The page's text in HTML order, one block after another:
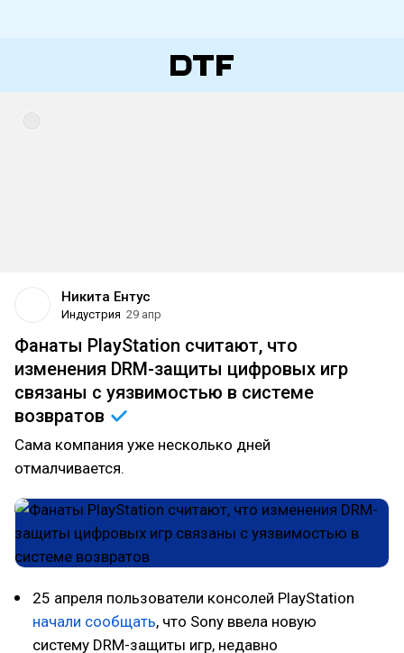
Никита Ентус
Индустрия 29 апр
Фанаты PlayStation считают, что
изменения DRM-защиты цифровых игр
связаны с уязвимостью в системе
возвратов
Сама компания уже несколько дней
отмалчивается.
25 апреля пользователи консолей PlayStation
начали сообщать, что Sony ввела новую
систему DRM-защиты игр, недавно